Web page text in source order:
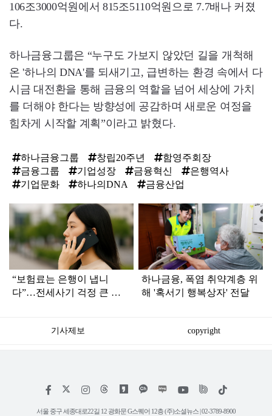
106조3000억원에서 815조5110억원으로 7.7배나 커졌
다.
하나금융그룹은 “누구도 가보지 않았던 길을 개척해
온 '하나의 DNA'를 되새기고, 급변하는 환경 속에서 다
시금 대전환을 통해 금융의 역할을 넘어 세상에 가치
를 더해야 한다는 방향성에 공감하며 새로운 여정을
힘차게 시작할 계획”이라고 밝혔다.
하나금융그룹 창립20주년
함영주회장
금융그룹
기업성장 금융혁신
은행역사
기업문화
하나의DNA 금융산업
탑
라
인
“보험료는 은행이 냅니
다”…전세사기 걱정 큰 청
하나금융, 폭염 취약계층 위
해 '혹서기 행복상자' 전달
기사제보 copyright
페
스
인
타
위
트
틱
서울 중구 세종대로22길 12 광화문 G스퀘어 12층 (주)소셜뉴스 | 02-3789-8900